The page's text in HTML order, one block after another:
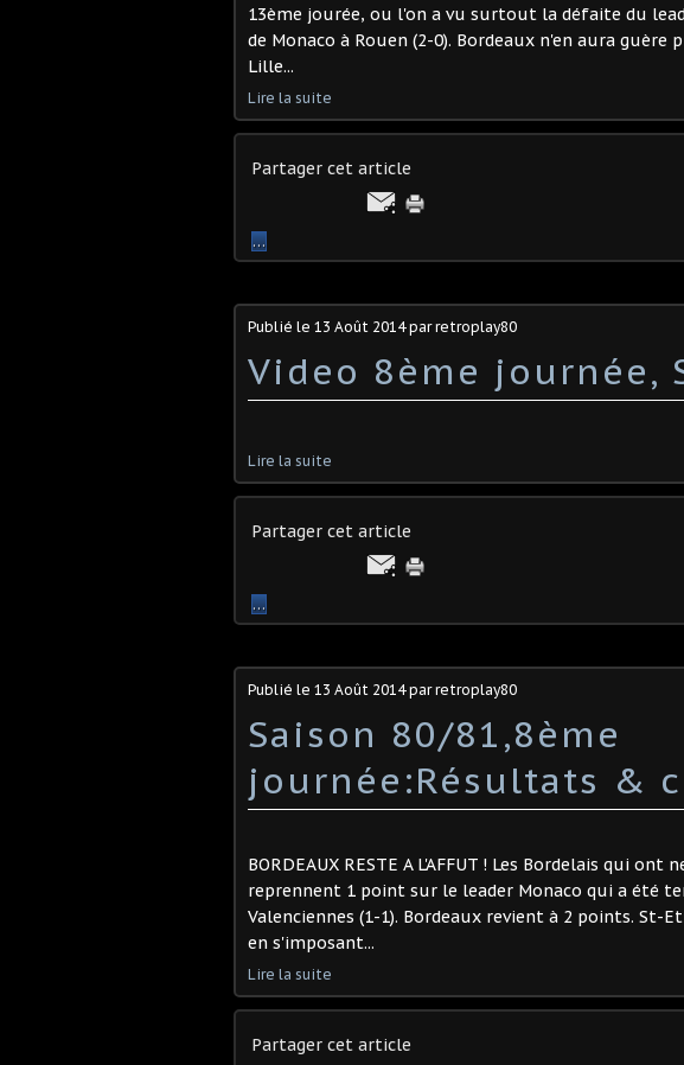
13ème jourée, ou l'on a vu surtout la défaite du
de Monaco à Rouen (2-0). Bordeaux n'en aura
Lille...
Lire la suite
Partager cet article
…
Publié le 13 Août 2014par retroplay80
Video 8ème journée,
Lire la suite
Partager cet article
…
Publié le 13 Août 2014par retroplay80
Saison 80/81,8ème
journée:Résultats &
BORDEAUX RESTE A L'AFFUT ! Les Bordelais qui
reprennent 1 point sur le leader Monaco qui a été
Valenciennes (1-1). Bordeaux revient à 2 points. St-
en s'imposant...
Lire la suite
Partager cet article